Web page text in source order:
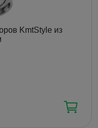
KmtStyle из